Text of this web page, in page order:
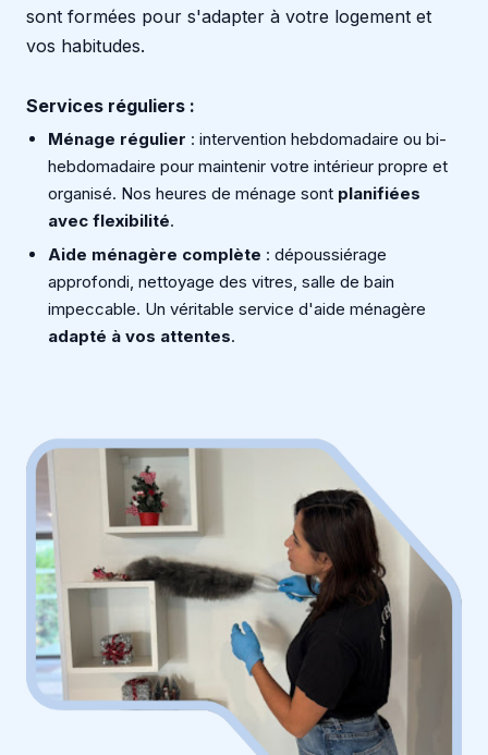
sont formées pour s'adapter à votre logement et
vos habitudes.
Services réguliers :
Ménage régulier : intervention hebdomadaire ou bi-
hebdomadaire pour maintenir votre intérieur propre et
organisé. Nos heures de ménage sont planifiées
avec flexibilité.
Aide ménagère complète : dépoussiérage
approfondi, nettoyage des vitres, salle de bain
impeccable. Un véritable service d'aide ménagère
adapté à vos attentes.